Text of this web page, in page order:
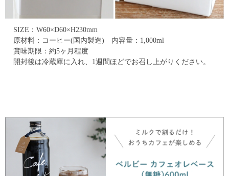
SIZE：W60×D60×H230mm
原材料：コーヒー(国内製造) 内容量：1,000ml
賞味期限：約5ヶ月程度
開封後は冷蔵庫に入れ、1週間ほどでお召し上がりください。